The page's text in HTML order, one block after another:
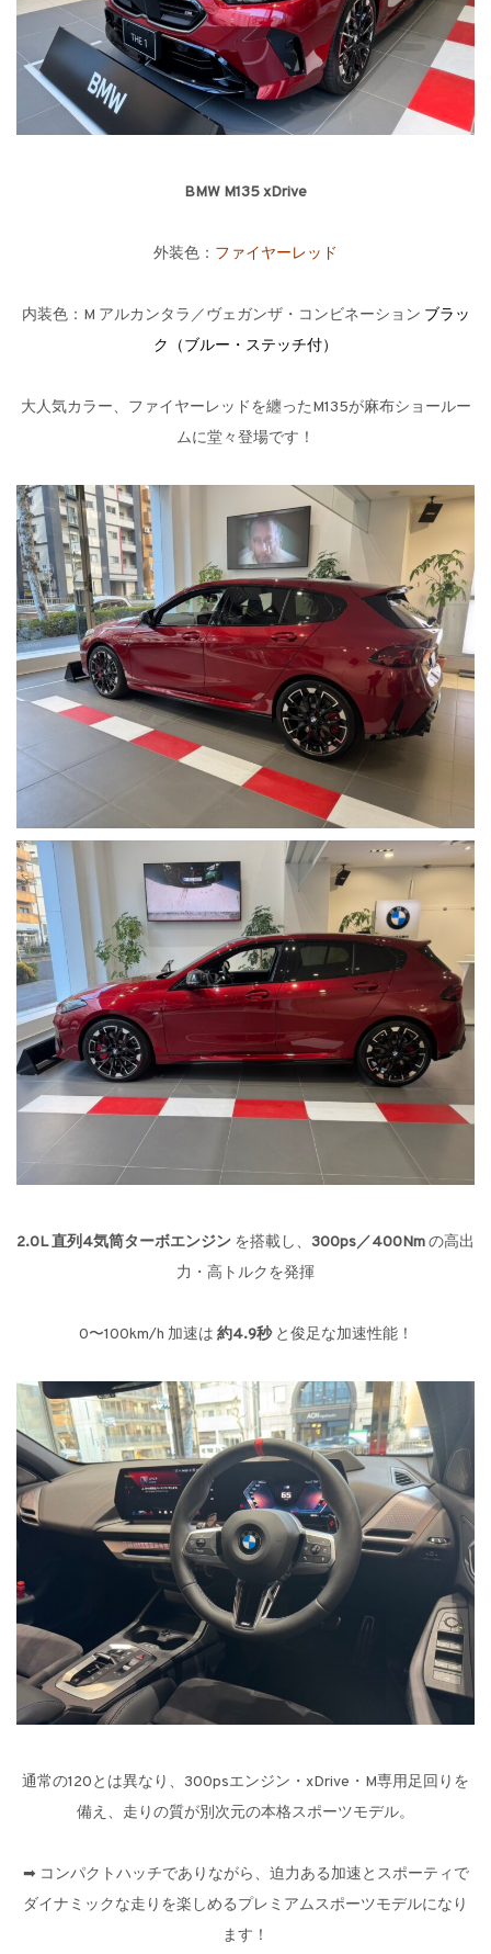
BMW M135 xDrive
外装色： ファイヤーレッド
内装色：M アルカンタラ／ヴェガンザ・コンビネーション ブラッ
ク（ブルー・ステッチ付）
大人気カラー、ファイヤーレッドを纏ったM135が麻布ショールー
ムに堂々登場です！
2.0L 直列4気筒ターボエンジン を搭載し、 300ps／400Nmの高出
力・高トルクを発揮
0〜100km/h 加速は 約4.9秒と俊足な加速性能！
通常の120とは異なり、300psエンジン・xDrive・M専用足回りを
備え、走りの質が別次元の本格スポーツモデル。
➡︎ コンパクトハッチでありながら、迫力ある加速とスポーティで
ダイナミックな走りを楽しめるプレミアムスポーツモデルになり
ます！